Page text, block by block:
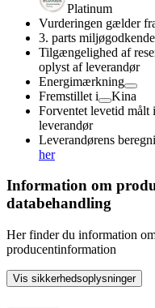
Platinum
Vurderingen gælder
3. parts
Tilgængelighed af
oplyst af leverandør
Energimærkning
Fremstillet i
Kina
Forventet levetid målt
leverandør
Leverandørens
her
Information om
databehandling
Her finder du information
producentinformation
Vis sikkerhedsoplysninger